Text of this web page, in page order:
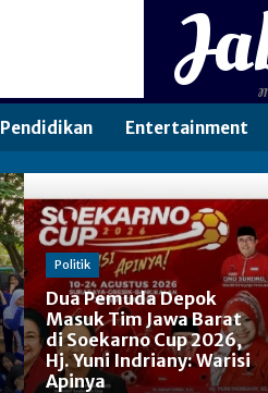
Pendidikan Entertainment
Politik
Dua Pemuda Depok
Masuk Tim Jawa Barat
di Soekarno Cup 2026,
Hj. Yuni Indriany: Warisi
Apinya